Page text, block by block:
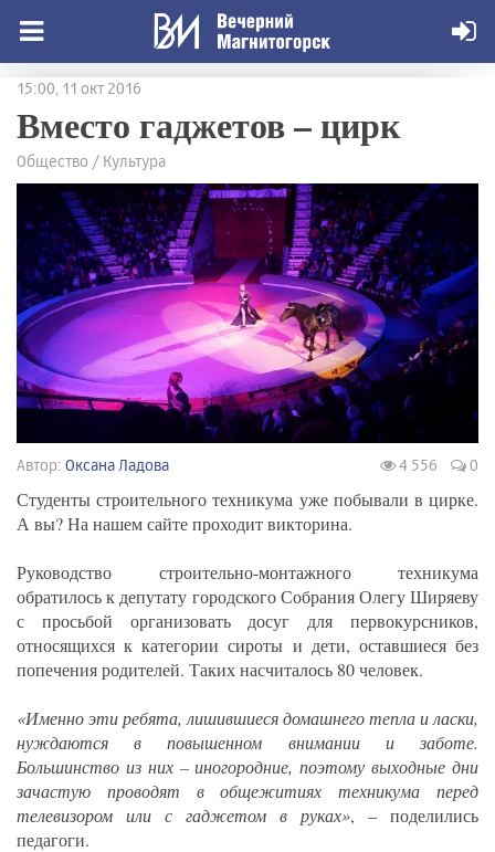
15:00, 11 окт 2016
Вместо гаджетов – цирк
Общество / Культура
Автор: Оксана Ладова 4 556 0
Студенты строительного техникума уже побывали в цирке.
А вы? На нашем сайте проходит викторина.
Руководство строительно-монтажного техникума
обратилось к депутату городского Собрания Олегу Ширяеву
с просьбой организовать досуг для первокурсников,
относящихся к категории сироты и дети, оставшиеся без
попечения родителей. Таких насчиталось 80 человек.
«Именно эти ребята, лишившиеся домашнего тепла и ласки,
нуждаются в повышенном внимании и заботе.
Большинство из них – иногородние, поэтому выходные дни
зачастую проводят в общежитиях техникума перед
телевизором или с гаджетом в руках», – поделились
педагоги.